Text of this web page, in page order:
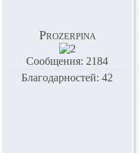
Prozerpina
Сообщения: 2184
Благодарностей: 42